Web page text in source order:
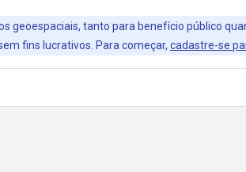
geoespaciais, tanto para benefício público
fins lucrativos. Para começar, cadastre-se